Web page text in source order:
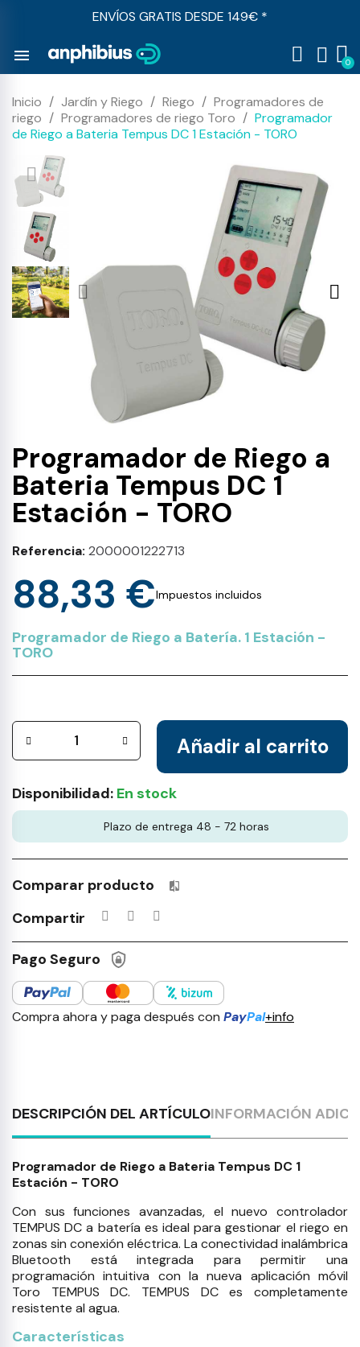
ENVÍOS GRATIS DESDE 149€ *
menu
Inicio Jardín y Riego Riego
Programadores de
riego
Programadores de riego Toro
Programador
de Riego a Bateria Tempus DC 1 Estación - TORO
Programador de Riego a
Bateria Tempus DC 1
Estación - TORO
Referencia 2000001222713
88,33 €Impuestos incluidos
Programador de Riego a Batería. 1 Estación -
TORO
Añadir al carrito
Disponibilidad: En stock
Plazo de entrega 48 - 72 horas
Comparar producto Productos incluidos en tu lista
Compartir
Pago Seguro
Compra ahora y paga después con PayPal+info
DESCRIPCIÓN DEL ARTÍCULOINFORMACIÓN
Programador de Riego a Bateria Tempus DC 1
Estación - TORO
Con sus funciones avanzadas, el nuevo controlador
TEMPUS DC a batería es ideal para gestionar el riego en
zonas sin conexión eléctrica. La conectividad inalámbrica
Bluetooth está integrada para permitir una
programación intuitiva con la nueva aplicación móvil
Toro TEMPUS DC. TEMPUS DC es completamente
resistente al agua.
Características